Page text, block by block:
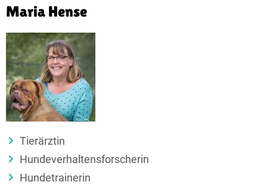
Maria Hense
Tierärztin
Hundeverhaltens­forscherin
Hundetrainerin